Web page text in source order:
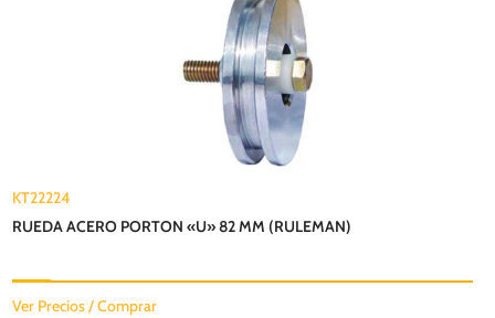
KT22224
RUEDA ACERO PORTON «U» 82 MM (RULEMAN)
Ver Precios / Comprar